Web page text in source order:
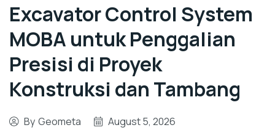
Excavator Control System
MOBA untuk Penggalian
Presisi di Proyek
Konstruksi dan Tambang
By Geometa
August 5, 2026